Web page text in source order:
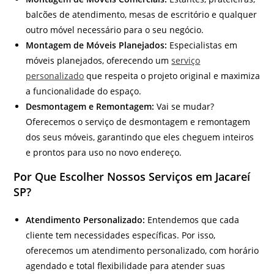
balcões de atendimento, mesas de escritório e qualquer
outro móvel necessário para o seu negócio.
Montagem de Móveis Planejados: Especialistas em
móveis planejados, oferecendo umserviço
personalizado que respeita o projeto original e maximiza
a funcionalidade do espaço.
Desmontagem e Remontagem: Vai se mudar?
Oferecemos o serviço de desmontagem e remontagem
dos seus móveis, garantindo que eles cheguem inteiros
e prontos para uso no novo endereço.
Por Que Escolher Nossos Serviços em Jacareí
SP?
Atendimento Personalizado: Entendemos que cada
cliente tem necessidades específicas. Por isso,
oferecemos um atendimento personalizado, com horário
agendado e total flexibilidade para atender suas